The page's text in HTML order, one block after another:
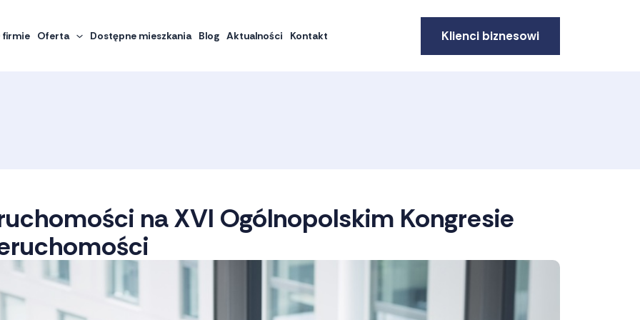
firmie Oferta Dostępne mieszkania Blog Aktualności Kontakt Klienci biznesowi
na XVI Ogólnopolskim Kongresie